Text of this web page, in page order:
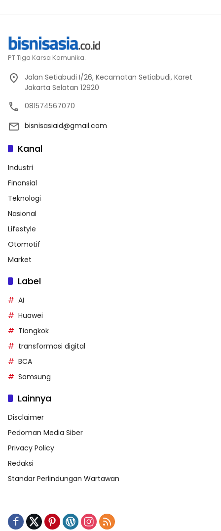
PT Tiga Karsa Komunika.
Jalan Setiabudi I/26, Kecamatan Setiabudi, Karet
Jakarta Selatan 12920
081574567070
bisnisasiaid@gmail.com
Kanal
Industri
Finansial
Teknologi
Nasional
Lifestyle
Otomotif
Market
Label
AI
Huawei
Tiongkok
transformasi digital
BCA
Samsung
Lainnya
Disclaimer
Pedoman Media Siber
Privacy Policy
Redaksi
Standar Perlindungan Wartawan